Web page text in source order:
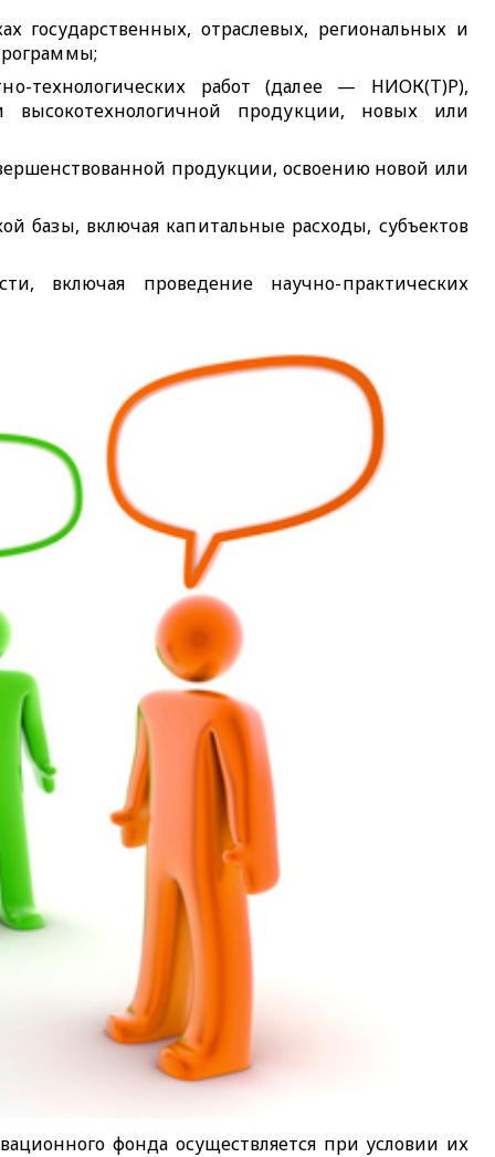
отраслевых, региональных и
технологических работ (далее — НИОК(Т)Р),
продукции, новых или
продукции, освоению новой или
базы, включая капитальные расходы, субъектов
включая проведение научно-практических
фонда осуществляется при условии их